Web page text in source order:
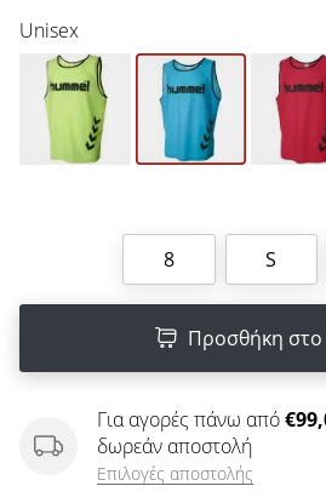
μας.
Εμφάνιση
όλων των
Unisex
8 S
Προσθήκη στο
Για αγορές πάνω από
δωρεάν αποστολή
Επιλογές αποστολής